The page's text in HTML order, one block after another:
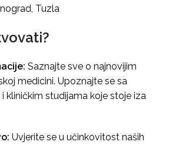
Tuzla
Saznajte sve o najnovijim
medicini. Upoznajte se sa
kliničkim studijama koje stoje iza
Uvjerite se u učinkovitost naših